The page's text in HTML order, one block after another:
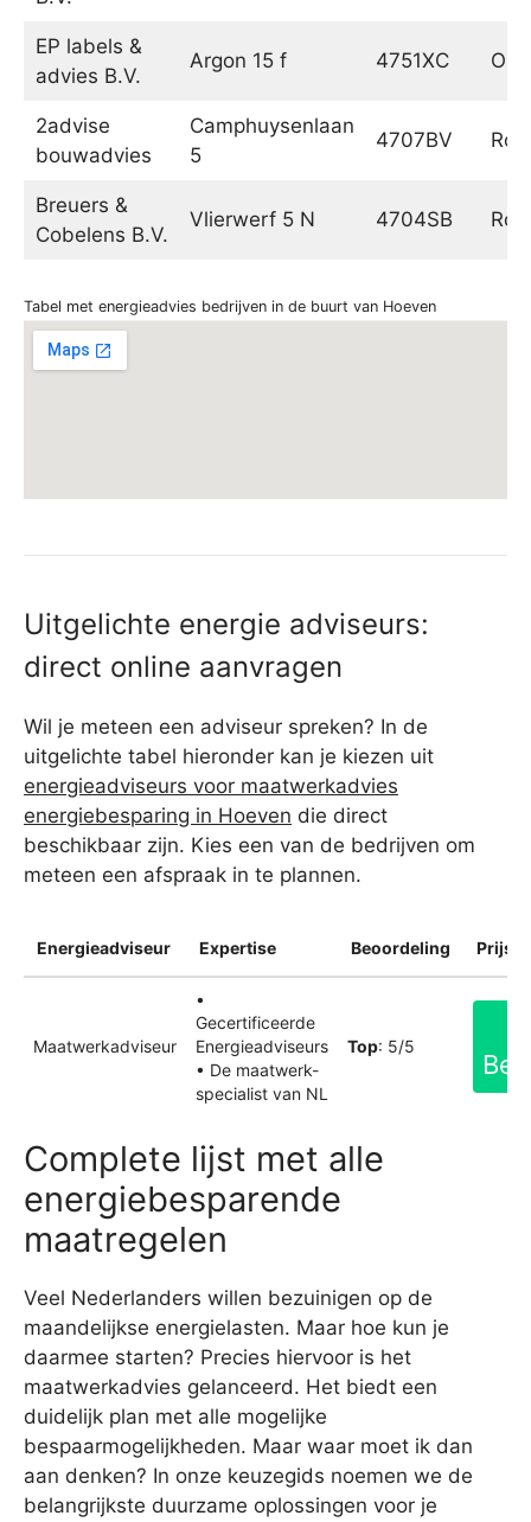
EP labels &
advies B.V.
Argon 15 f 4751XC
2advise
bouwadvies
Camphuysenlaan
5
4707BV
Breuers &
Cobelens B.V.
Vlierwerf 5 N 4704SB
Tabel met energieadvies bedrijven in de buurt van Hoeven
Uitgelichte energie adviseurs:
direct online aanvragen
Wil je meteen een adviseur spreken? In de
uitgelichte tabel hieronder kan je kiezen uit
energieadviseurs voor maatwerkadvies
energiebesparing in Hoeven die direct
beschikbaar zijn. Kies een van de bedrijven om
meteen een afspraak in te plannen.
Energieadviseur Expertise Beoordeling
Maatwerkadviseur
•
Gecertificeerde
Energieadviseurs
• De maatwerk-
specialist van NL
Top: 5/5
Complete lijst met alle
energiebesparende
maatregelen
Veel Nederlanders willen bezuinigen op de
maandelijkse energielasten. Maar hoe kun je
daarmee starten? Precies hiervoor is het
maatwerkadvies gelanceerd. Het biedt een
duidelijk plan met alle mogelijke
bespaarmogelijkheden. Maar waar moet ik dan
aan denken? In onze keuzegids noemen we de
belangrijkste duurzame oplossingen voor je